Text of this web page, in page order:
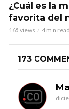
¿Cuál es la
favorita del
165 views 4 min read
173